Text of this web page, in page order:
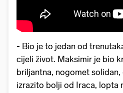
- Bio je to jedan od
cijeli život. Maksimir je bio
briljantna, nogomet
izrazito bolji od Iraca, lopta